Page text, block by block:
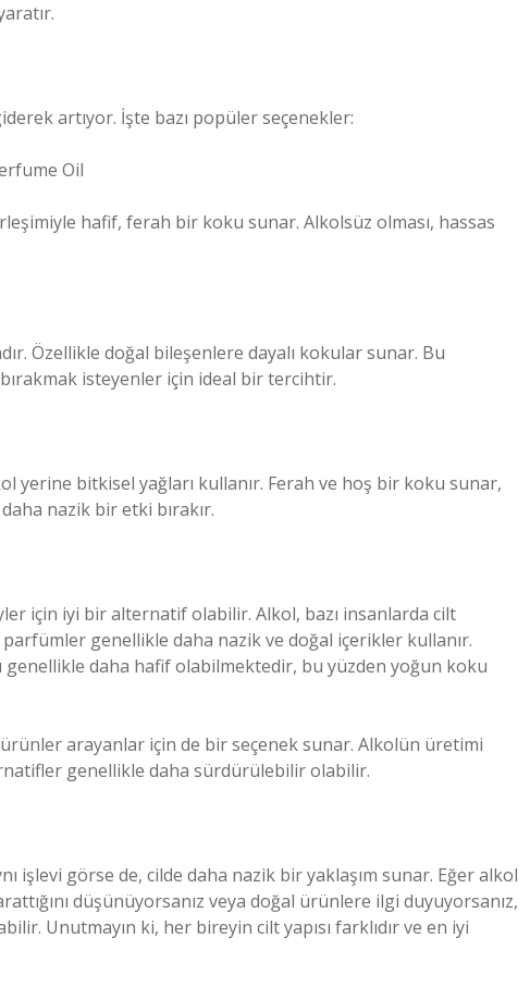
artıyor. İşte bazı popüler seçenekler:
Oil
hafif, ferah bir koku sunar. Alkolsüz olması, hassas
Özellikle doğal bileşenlere dayalı kokular sunar. Bu
isteyenler için ideal bir tercihtir.
yerine bitkisel yağları kullanır. Ferah ve hoş bir koku sunar,
nazik bir etki bırakır.
için iyi bir alternatif olabilir. Alkol, bazı insanlarda cilt
genellikle daha nazik ve doğal içerikler kullanır.
daha hafif olabilmektedir, bu yüzden yoğun koku
arayanlar için de bir seçenek sunar. Alkolün üretimi
genellikle daha sürdürülebilir olabilir.
işlevi görse de, cilde daha nazik bir yaklaşım sunar. Eğer alkol
düşünüyorsanız veya doğal ürünlere ilgi duyuyorsanız,
Unutmayın ki, her bireyin cilt yapısı farklıdır ve en iyi